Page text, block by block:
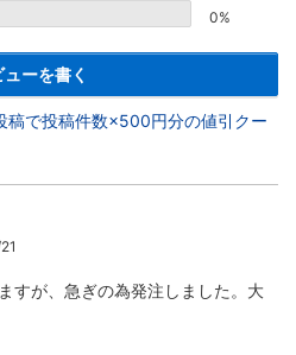
0%
ューを書く
稿で投稿件数×500円分の値引クー
すが、急ぎの為発注しました。大